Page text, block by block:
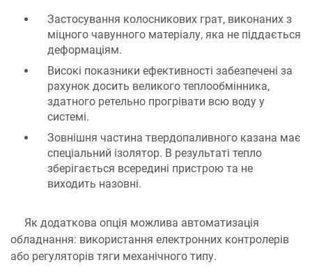
Застосування колосникових грат, виконаних з
міцного чавунного матеріалу, яка не піддається
деформаціям.
Високі показники ефективності забезпечені за
рахунок досить великого теплообмінника,
здатного ретельно прогрівати всю воду у
системі.
Зовнішня частина твердопаливного казана має
спеціальний ізолятор. В результаті тепло
зберігається всередині пристрою та не
виходить назовні.
Як додаткова опція можлива автоматизація
обладнання: використання електронних контролерів
або регуляторів тяги механічного типу.